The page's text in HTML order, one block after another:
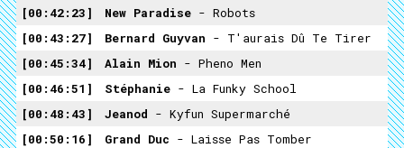
00:42:23
New Paradise - Robots
00:43:27
Bernard Guyvan - T'aurais Dû Te Tirer
00:45:34
Alain Mion - Pheno Men
00:46:51
Stéphanie - La Funky School
00:48:43
Jeanod - Kyfun Supermarché
00:50:16
Grand Duc - Laisse Pas Tomber